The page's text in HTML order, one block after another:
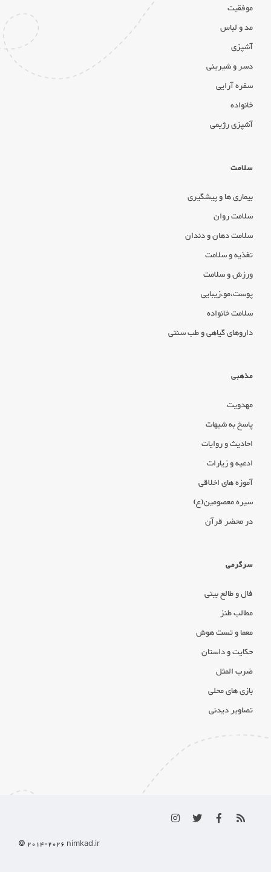
موفقیت
مد و لباس
آشپزی
دسر و شیرینی
سفره آرایی
خانواده
آشپزی رژیمی
سلامت
بیماری ها و پیشگیری
سلامت روان
سلامت دهان و دندان
تغذیه و سلامت
ورزش و سلامت
پوست،مو،زیبایی
سلامت خانواده
داروهای گیاهی و طب سنتی
مذهبی
مهدویت
پاسخ به شبهات
احادیث و روایات
ادعیه و زیارات
آموزه های اخلاقی
سیره معصومین(ع)
در محضر قرآن
سرگرمی
فال و طالع بینی
مطالب طنز
معما و تست هوش
حکایت و داستان
ضرب المثل
بازی های محلی
تصاویر دیدنی
© 2014-2026 nimkad.ir